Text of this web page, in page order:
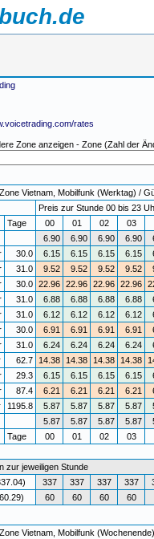
rates
Zone anzeigen - Zone (Zahl der
Vietnam, Mobilfunk (Werktag) /
Preis zur Stunde 00 bis 23
Tage 00 01 02 03
6.90
6.90 6.90 6.90
30.0 6.15 6.15 6.15 6.15
31.0 9.52 9.52 9.52 9.52
30.0 22.96 22.96 22.96 22.96
31.0 6.88 6.88 6.88 6.88
31.0 6.12 6.12 6.12 6.12
30.0 6.91 6.91 6.91 6.91
31.0 6.24 6.24 6.24 6.24
62.7 14.38 14.38 14.38 14.38
29.3 6.15 6.15 6.15 6.15
87.4 6.21 6.21 6.21 6.21
1195.8 5.87 5.87 5.87 5.87
5.87
5.87 5.87 5.87
Tage 00 01 02 03
zur jeweiligen Stunde
337 337 337 337
60 60 60 60
Vietnam, Mobilfunk